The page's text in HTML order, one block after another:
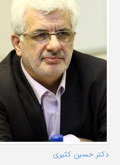
دکتر حسین کثیری